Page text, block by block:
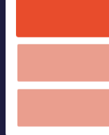
Bekijk de